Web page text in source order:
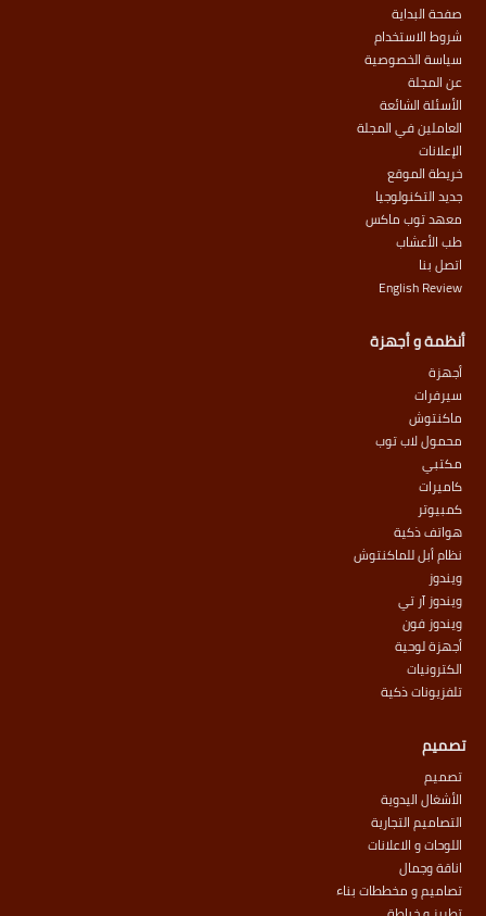
صفحة البداية
شروط الاستخدام
سياسة الخصوصية
عن المجلة
الأسئلة الشائعة
العاملين في المجلة
الإعلانات
خريطة الموقع
جديد التكنولوجيا
معهد توب ماكس
طب الأعشاب
اتصل بنا
English Review
أنظمة و أجهزة
أجهزة
سيرفرات
ماكنتوش
محمول لاب توب
مكتبي
كاميرات
كمبيوتر
هواتف ذكية
نظام أبل للماكنتوش
ويندوز
ويندوز آر تي
ويندوز فون
أجهزة لوحية
الكترونيات
تلفزيونات ذكية
تصميم
تصميم
الأشغال اليدوية
التصاميم التجارية
اللوحات و الاعلانات
اناقة وجمال
تصاميم و مخططات بناء